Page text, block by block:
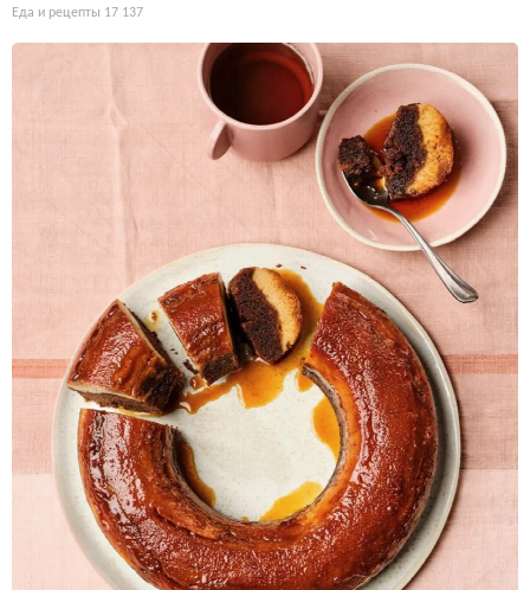
Еда и рецепты 17 137